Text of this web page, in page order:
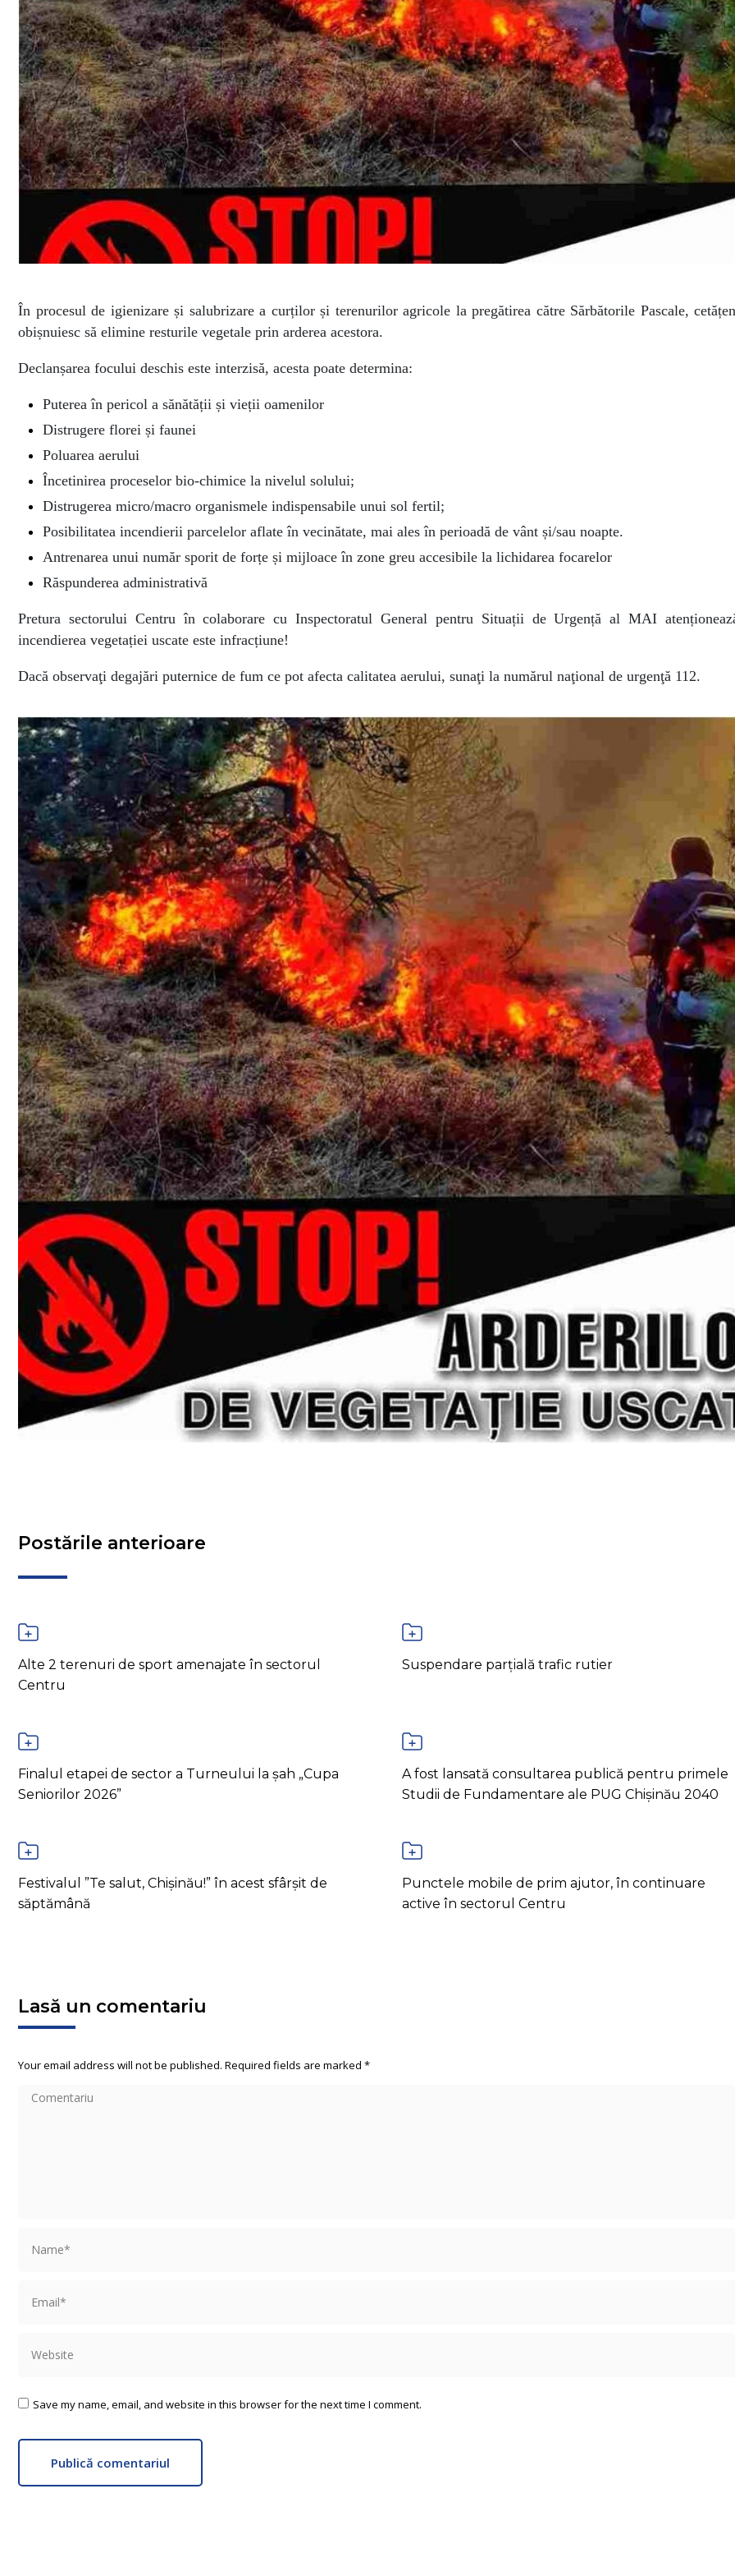
În procesul de igienizare și salubrizare a curților și terenurilor agricole la pregătirea către Sărbătorile Pascale,
obișnuiesc să elimine resturile vegetale prin arderea acestora.
Declanșarea focului deschis este interzisă, acesta poate determina:
Puterea în pericol a sănătății și vieții oamenilor
Distrugere florei și faunei
Poluarea aerului
Încetinirea proceselor bio-chimice la nivelul solului;
Distrugerea micro/macro organismele indispensabile unui sol fertil;
Posibilitatea incendierii parcelelor aflate în vecinătate, mai ales în perioadă de vânt și/sau noapte.
Antrenarea unui număr sporit de forțe și mijloace în zone greu accesibile la lichidarea focarelor
Răspunderea administrativă
Pretura sectorului Centruîn colaborare cu Inspectoratul General pentru Situații de Urgență al MAI
incendierea vegetației uscate este infracțiune!
Dacă observaţi degajări puternice de fum ce pot afecta calitatea aerului, sunaţi la numărul naţional de urgenţă 112.
Postările anterioare
Alte 2 terenuri de sport amenajate în sectorul
Centru
Suspendare parțială trafic rutier
Finalul etapei de sector a Turneului la șah „Cupa
Seniorilor 2026”
A fost lansată consultarea publică pentru primele
Studii de Fundamentare ale PUG Chișinău 2040
Festivalul ”Te salut, Chișinău!” în acest sfârșit de
săptămână
Punctele mobile de prim ajutor, în continuare
active în sectorul Centru
Lasă un comentariu
Your email address will not be published. Required fields are marked *
Comentariu
Save my name, email, and website in this browser for the next time I comment.
Publică comentariul